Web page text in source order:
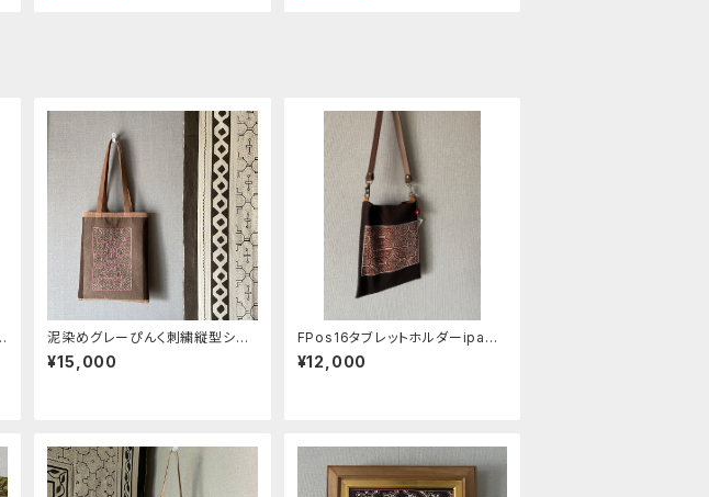
泥染めグレーぴんく刺繍縦型ショ
ルダー 30x39cm シピボ族の泥
染め 先住民族 民藝
¥15,000
FPos16タブレットホルダーipad
ポシェット83 泥染め刺繍の柔ら
かいショルダー 24x28cm ホッ
¥12,000